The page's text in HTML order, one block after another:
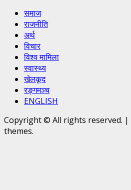
समाज
राजनीति
अर्थ
विचार
विश्व मामिला
स्वास्थ्य
खेलकूद
रङ्गमञ्च
ENGLISH
Copyright © All rights reserved. |
themes.